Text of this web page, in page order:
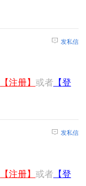
发私信
【注册】 或者 【登
发私信
【注册】 或者 【登